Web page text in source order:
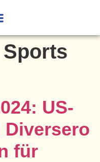
Sports
US-
für